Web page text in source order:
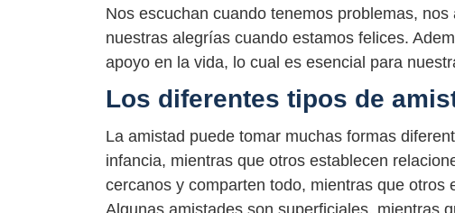
Nos escuchan cuando tenemos problemas,
nuestras alegrías cuando estamos felices.
apoyo en la vida, lo cual es esencial para
Los diferentes tipos de
La amistad puede tomar muchas formas
infancia, mientras que otros establecen
cercanos y comparten todo, mientras que
Algunas amistades son superficiales, mientras